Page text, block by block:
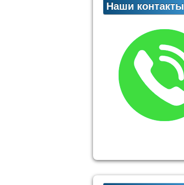
Наши контакты